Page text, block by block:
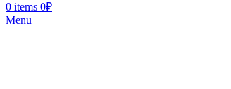
0 items 0₽
Menu